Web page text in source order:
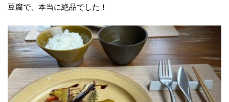
豆腐で、本当に絶品でした！